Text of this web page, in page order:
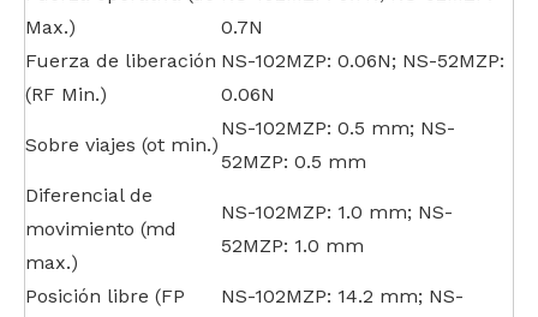
Max.)
0.7N
Fuerza de liberación
(RF Min.)
NS-102MZP: 0.06N; NS-52MZP:
0.06N
Sobre viajes (ot min.)
NS-102MZP: 0.5 mm; NS-
52MZP: 0.5 mm
Diferencial de
movimiento (md
max.)
NS-102MZP: 1.0 mm; NS-
52MZP: 1.0 mm
Posición libre (FP
NS-102MZP: 14.2 mm; NS-